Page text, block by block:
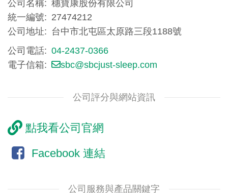
公司名稱
穗寶康股份有限公司
統一編號
27474212
公司地址
台中市北屯區太原路三段1188號
公司電話
04-2437-0366
電子信箱
sbc@sbcjust-sleep.com
公司評分與網站資訊
點我看公司官網
Facebook 連結
公司服務與產品關鍵字